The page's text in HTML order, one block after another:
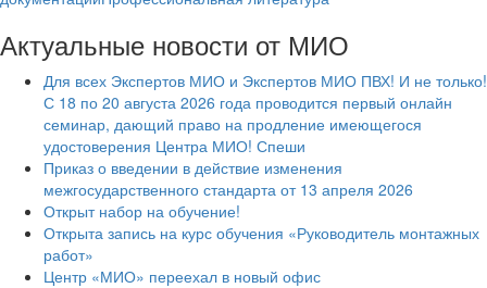
Актуальные новости от МИО
Для всех Экспертов МИО и Экспертов МИО ПВХ! И не только!
С 18 по 20 августа 2026 года проводится первый онлайн
семинар, дающий право на продление имеющегося
удостоверения Центра МИО! Спеши
Приказ о введении в действие изменения
межгосударственного стандарта от 13 апреля 2026
Открыт набор на обучение!
Открыта запись на курс обучения «Руководитель монтажных
работ»
Центр «МИО» переехал в новый офис